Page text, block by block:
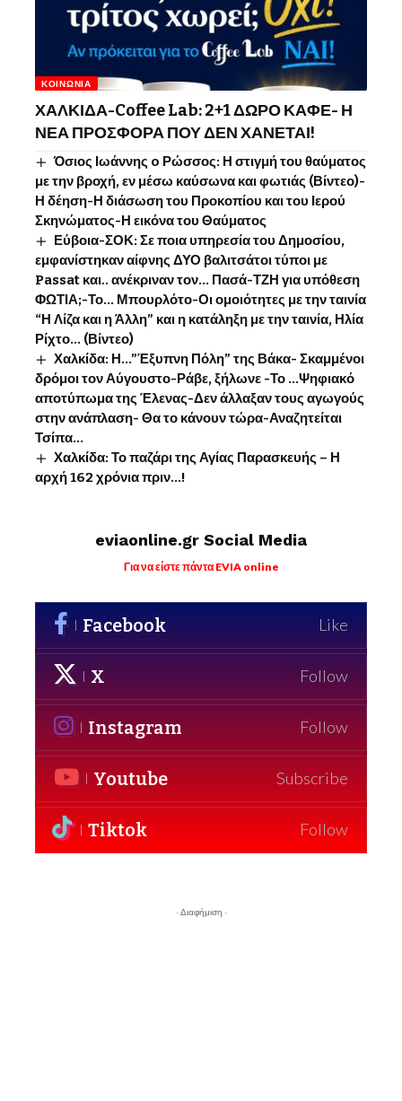
ΚΟΙΝΩΝΊΑ
ΧΑΛΚΙΔΑ-Coffee Lab: 2+1 ΔΩΡΟ ΚΑΦΕ- Η
ΝΕΑ ΠΡΟΣΦΟΡΑ ΠΟΥ ΔΕΝ ΧΑΝΕΤΑΙ!
Όσιος Ιωάννης o Ρώσσος: Η στιγμή του θαύματος
με την βροχή, εν μέσω καύσωνα και φωτιάς (Βίντεο)-
Η δέηση-Η διάσωση του Προκοπίου και του Ιερού
Σκηνώματος-Η εικόνα του Θαύματος
Εύβοια-ΣΟΚ: Σε ποια υπηρεσία του Δημοσίου,
εμφανίστηκαν αίφνης ΔΥΟ βαλιτσάτοι τύποι με
Passat και.. ανέκριναν τον… Πασά-ΤΖΗ για υπόθεση
ΦΩΤΙΑ;-Το… Μπουρλότο-Οι ομοιότητες με την ταινία
“Η Λίζα και η Άλλη” και η κατάληξη με την ταινία, Ηλία
Ρίχτο… (Βίντεο)
Χαλκίδα: Η…”Έξυπνη Πόλη” της Βάκα- Σκαμμένοι
δρόμοι τον Αύγουστο-Ράβε, ξήλωνε -Το …Ψηφιακό
αποτύπωμα της Έλενας-Δεν άλλαξαν τους αγωγούς
στην ανάπλαση- Θα το κάνουν τώρα-Αναζητείται
Τσίπα…
Χαλκίδα: Το παζάρι της Αγίας Παρασκευής – Η
αρχή 162 χρόνια πριν…!
eviaonline.gr Social Media
Για να είστε πάντα EVIA online
Facebook Like
X Follow
Instagram Follow
Youtube Subscribe
Tiktok Follow
- Διαφήμιση -